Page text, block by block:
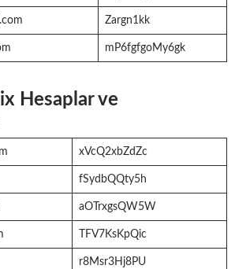
Zargn1kk
mP6fgfgoMy6gk
Hesaplar ve
xVcQ2xbZdZc
fSydbQQty5h
aOTrxgsQW5W
TFV7KsKpQic
r8Msr3Hj8PU